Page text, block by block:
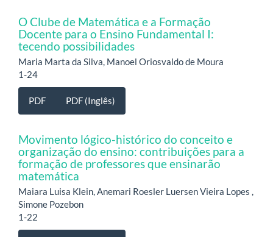
O Clube de Matemática e a Formação
Docente para o Ensino Fundamental I:
tecendo possibilidades
Maria Marta da Silva, Manoel Oriosvaldo de Moura
1-24
PDF PDF (Inglês)
Movimento lógico-histórico do conceito e
organização do ensino: contribuições para a
formação de professores que ensinarão
matemática
Maiara Luisa Klein, Anemari Roesler Luersen Vieira Lopes ,
Simone Pozebon
1-22